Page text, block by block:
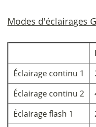
Modes d'éclairages
Éclairage continu 1
Éclairage continu 2
Éclairage flash 1